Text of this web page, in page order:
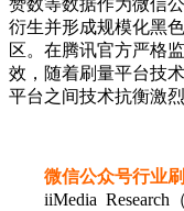
赞数等数据作为微信
衍生并形成规模化黑
区。在腾讯官方严格
效，随着刷量平台技
平台之间技术抗衡激
微信公众号行业刷
iiMedia Research（